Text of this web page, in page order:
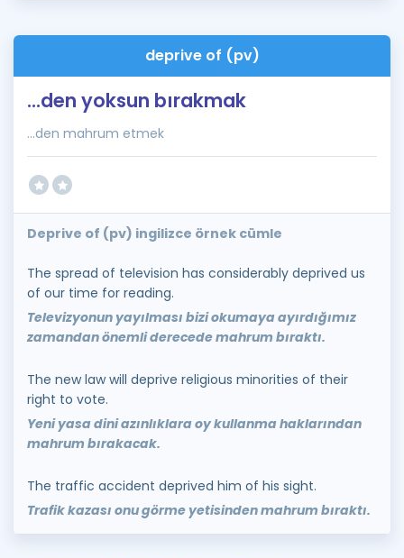
İngilizce Gramer
deprive of (pv)
...den yoksun bırakmak
...den mahrum etmek
Deprive of (pv) ingilizce örnek cümle
The spread of television has considerably deprived us
of our time for reading.
Televizyonun yayılması bizi okumaya ayırdığımız
zamandan önemli derecede mahrum bıraktı.
The new law will deprive religious minorities of their
right to vote.
Yeni yasa dini azınlıklara oy kullanma haklarından
mahrum bırakacak.
The traffic accident deprived him of his sight.
Trafik kazası onu görme yetisinden mahrum bıraktı.